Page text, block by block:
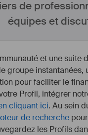
de
équipes et
et une suite
groupe
pour faciliter le
Profil, intégrer
cliquant ici. Au sein
de recherche
les Profils